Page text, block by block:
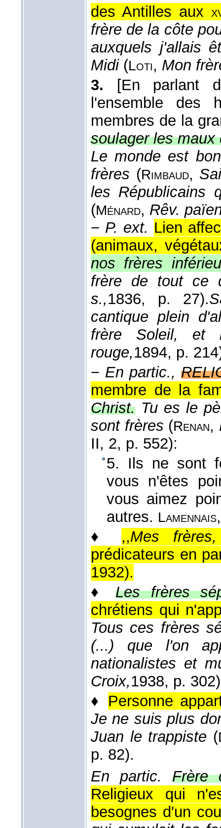
des Antilles aux
frère de la côte
auxquels j'allais
Midi(Loti, Mon
3.
[En parlant
l'ensemble des
membres de la
soulager les maux
Le monde est
frères (Rimbaud,
les Républicains
(Ménard, Rêv.
− P. ext. Lien
(animaux,
nos frères
frère de tout ce
s.,1836, p. 27).
cantique plein
frère Soleil, et
rouge,1894, p.
− En partic.,
membre de la
Christ. Tu es le
sont frères (Renan,
II, 2, p. 552):
5. Ils ne sont
vous n'êtes
vous aimez
autres. Lamennais
♦ ,,Mes
prédicateurs en
1932).
♦ Les frères
chrétiens qui
Tous ces frères
(...) que l'on
nationalistes et
Croix,1938, p.
♦ Personne
Je ne suis plus
Juan le trappiste (
p. 82).
En partic.
Frère
Religieux qui
besognes d'un